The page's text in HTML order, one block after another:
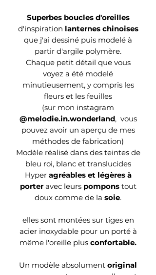
Superbes boucles d'oreilles
d'inspiration lanternes chinoises
que j'ai dessiné puis modelé à
partir d'argile polymère.
Chaque petit détail que vous
voyez a été modelé
minutieusement, y compris les
fleurs et les feuilles
(sur mon instagram
@melodie.in.wonderland, vous
pouvez avoir un aperçu de mes
méthodes de fabrication)
Modèle réalisé dans des teintes de
bleu roi, blanc et translucides
Hyper agréables et légères à
porteravec leurs pomponstout
doux comme de la soie.
elles sont montées sur tiges en
acier inoxydable pour un porté à
même l'oreille plus confortable.
Un modèle absolument original